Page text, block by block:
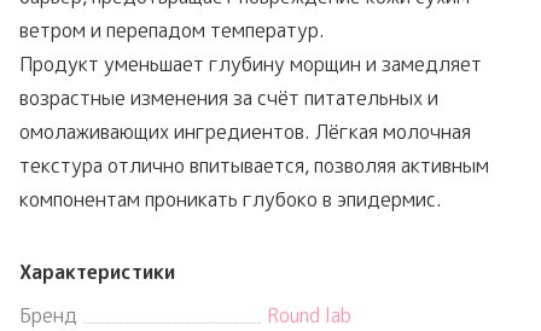
ветром и перепадом температур.
Продукт уменьшает глубину морщин и замедляет
возрастные изменения за счёт питательных и
омолаживающих ингредиентов. Лёгкая молочная
текстура отлично впитывается, позволяя активным
компонентам проникать глубоко в эпидермис.
Характеристики
Бренд
Round lab